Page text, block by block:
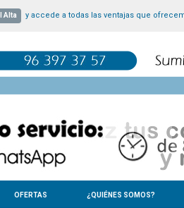
Alta y accede a todas las ventajas que
OFERTAS ¿QUIÉNES SOMOS?